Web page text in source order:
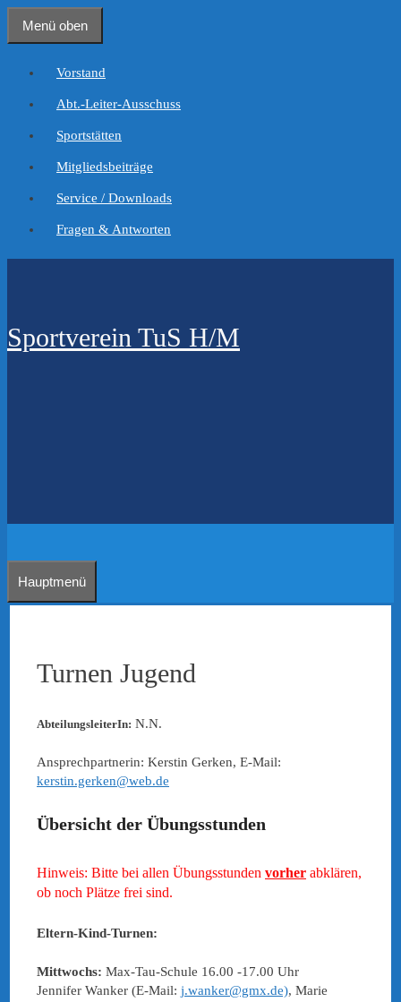
Inhalt
Menü oben
Vorstand
Abt.-Leiter-Ausschuss
Sportstätten
Mitgliedsbeiträge
Service / Downloads
Fragen & Antworten
Sportverein TuS H/M
Hauptmenü
Turnen Jugend
AbteilungsleiterIn: N.N.
Ansprechpartnerin: Kerstin Gerken, E-Mail:
kerstin.gerken@web.de
Übersicht der Übungsstunden
Hinweis: Bitte bei allen Übungsstunden vorher abklären,
ob noch Plätze frei sind.
Eltern-Kind-Turnen:
Mittwochs: Max-Tau-Schule 16.00 -17.00 Uhr
Jennifer Wanker (E-Mail: j.wanker@gmx.de), Marie